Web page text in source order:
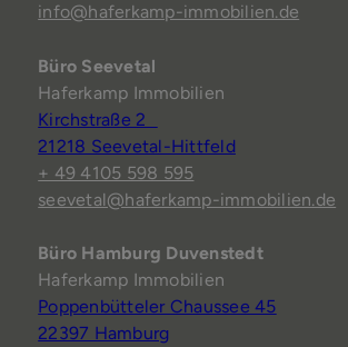
info@haferkamp-immobilien.de
Büro Seevetal
Haferkamp Immobilien
Kirchstraße 2
21218 Seevetal-Hittfeld
+ 49 4105 598 595
seevetal@haferkamp-immobilien.de
Büro Hamburg Duvenstedt
Haferkamp Immobilien
Poppenbütteler Chaussee 45
22397 Hamburg